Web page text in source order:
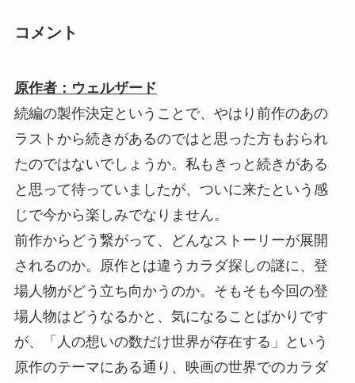
コメント
原作者：ウェルザード
続編の製作決定ということで、やはり前作のあの
ラストから続きがあるのではと思った方もおられ
たのではないでしょうか。私もきっと続きがある
と思って待っていましたが、ついに来たという感
じで今から楽しみでなりません。
前作からどう繋がって、どんなストーリーが展開
されるのか。原作とは違うカラダ探しの謎に、登
場人物がどう立ち向かうのか。そもそも今回の登
場人物はどうなるかと、気になることばかりです
が、「人の想いの数だけ世界が存在する」という
原作のテーマにある通り、映画の世界でのカラダ